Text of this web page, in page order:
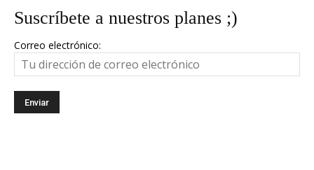
Suscríbete a nuestros planes ;)
Correo electrónico: